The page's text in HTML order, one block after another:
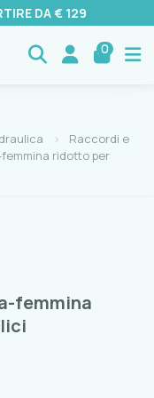
DA € 129
0
Raccordi e
ridotto per
femmina